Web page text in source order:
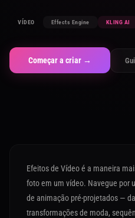
VÍDEO Effects Engine KLING AI
Começar a criar →
Efeitos de Vídeo é a maneira
foto em um vídeo. Navegue por
de animação pré-projetados —
transformações de moda,